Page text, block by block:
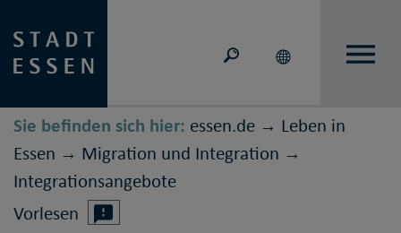
Sie befinden sich hier: essen.de → Leben in
Essen → Migration und Inte­gration →
Integrations­angebote
Vorlesen